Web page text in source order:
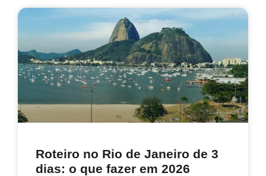
Roteiro no Rio de Janeiro de 3
dias: o que fazer em 2026